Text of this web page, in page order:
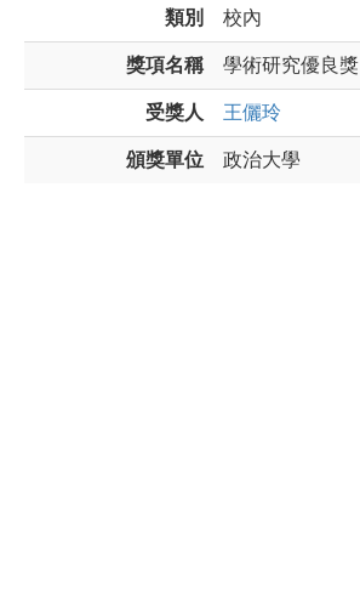
類別 校內
獎項名稱 學術研究優良獎
受獎人 王儷玲
頒獎單位 政治大學